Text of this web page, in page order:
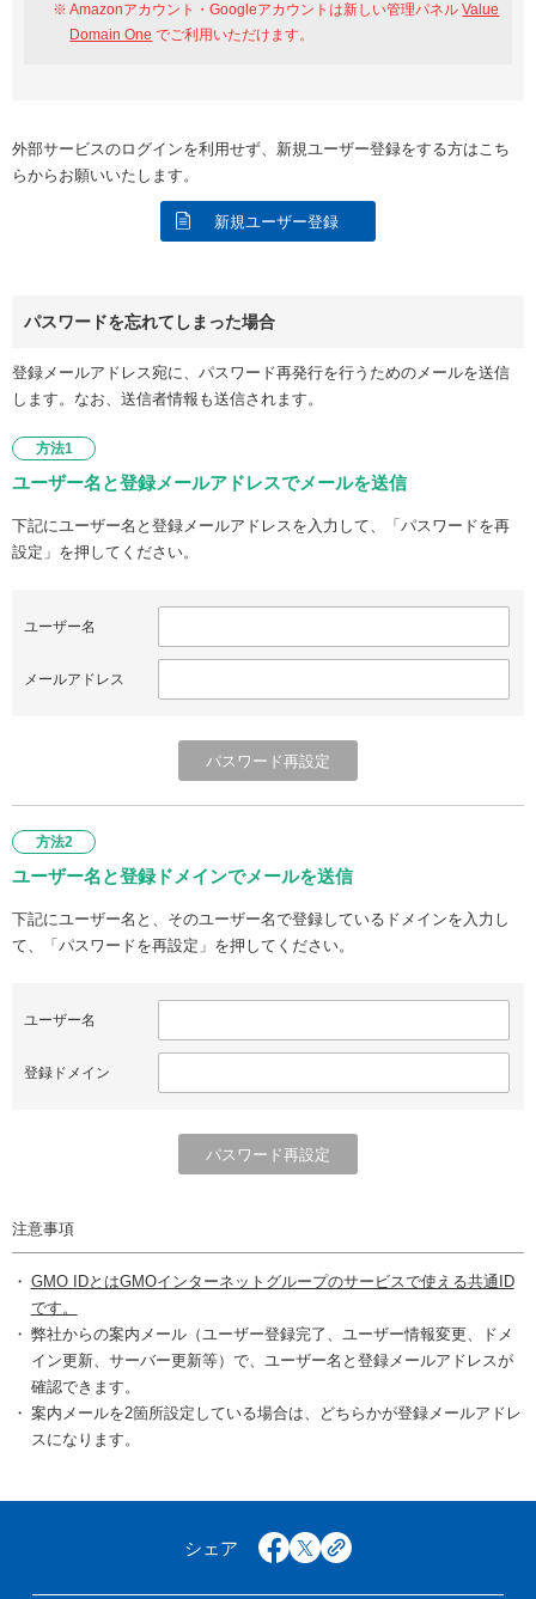
Amazonアカウント・Googleアカウントは新しい管理パネルValue
Domain One でご利用いただけます。
外部サービスのログインを利用せず、新規ユーザー登録をする方はこち
らからお願いいたします。
新規ユーザー登録
パスワードを忘れてしまった場合
登録メールアドレス宛に、パスワード再発行を行うためのメールを送信
します。なお、送信者情報も送信されます。
方法1
ユーザー名と登録メールアドレスでメールを送信
下記にユーザー名と登録メールアドレスを入力して、「パスワードを再
設定」を押してください。
ユーザー名
メールアドレス
方法2
ユーザー名と登録ドメインでメールを送信
下記にユーザー名と、そのユーザー名で登録しているドメインを入力し
て、「パスワードを再設定」を押してください。
ユーザー名
登録ドメイン
注意事項
GMO IDとはGMOインターネットグループのサービスで使える共通ID
です。
弊社からの案内メール（ユーザー登録完了、ユーザー情報変更、ドメ
イン更新、サーバー更新等）で、ユーザー名と登録メールアドレスが
確認できます。
案内メールを2箇所設定している場合は、どちらかが登録メールアドレ
スになります。
シェア facebook
x copy